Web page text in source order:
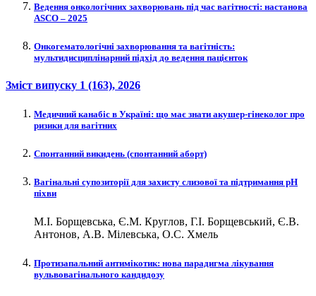
Ведення онкологічних захворювань під час вагітності: настанова
ASCO – 2025
Онкогематологічні захворювання та вагітність:
мультидисциплінарний підхід до ведення пацієнток
Зміст випуску 1 (163), 2026
Медичний канабіс в Україні: що має знати акушер-гінеколог про
ризики для вагітних
Спонтанний викидень (спонтанний аборт)
Вагінальні супозиторії для захисту слизової та підтримання рН
піхви
М.І. Борщевська, Є.М. Круглов, Г.І. Борщевський, Є.В.
Антонов, А.В. Мілевська, О.С. Хмель
Протизапальний антимікотик: нова парадигма лікування
вульвовагінального кандидозу